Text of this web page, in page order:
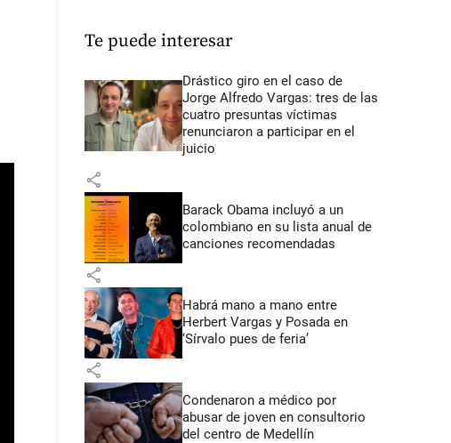
Te puede interesar
Drástico giro en el caso de
Jorge Alfredo Vargas: tres de las
cuatro presuntas víctimas
renunciaron a participar en el
juicio
share
Barack Obama incluyó a un
colombiano en su lista anual de
canciones recomendadas
share
Habrá mano a mano entre
Herbert Vargas y Posada en
‘Sírvalo pues de feria’
share
Condenaron a médico por
abusar de joven en consultorio
del centro de Medellín